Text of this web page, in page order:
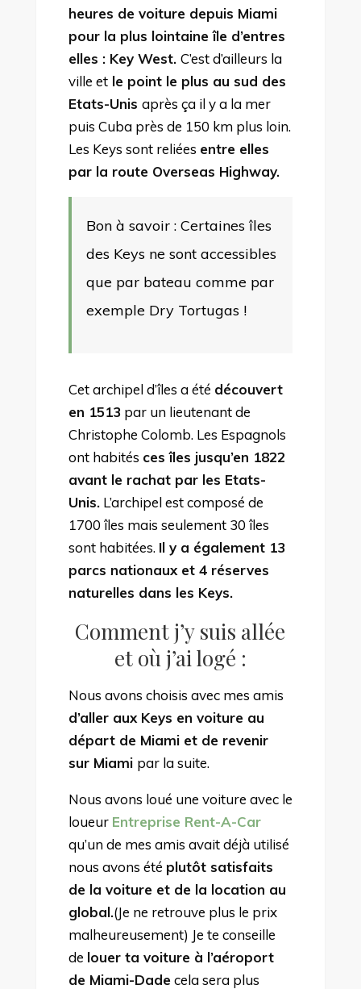
heures de voiture depuis Miami
pour la plus lointaine île d’entres
elles : Key West. C’est d’ailleurs la
ville etle point le plus au sud des
Etats-Unis après ça il y a la mer
puis Cuba près de 150 km plus loin.
Les Keys sont reliées entre elles
par la route Overseas Highway.
Bon à savoir : Certaines îles
des Keys ne sont accessibles
que par bateau comme par
exemple Dry Tortugas !
Cet archipel d’îles a été découvert
en 1513 par un lieutenant de
Christophe Colomb. Les Espagnols
ont habités ces îles jusqu’en 1822
avant le rachat par les Etats-
Unis.L’archipel est composé de
1700 îles mais seulement 30 îles
sont habitées. Il y a également 13
parcs nationaux et 4 réserves
naturelles dans les Keys.
Comment j’y suis allée
et où j’ai logé :
Nous avons choisis avec mes amis
d’aller aux Keys en voiture au
départ de Miami et de revenir
sur Miami par la suite.
Nous avons loué une voiture avec le
loueur Entreprise Rent-A-Car
qu’un de mes amis avait déjà utilisé
nous avons été plutôt satisfaits
de la voiture et de la location au
global.(Je ne retrouve plus le prix
malheureusement) Je te conseille
de louer ta voiture à l’aéroport
de Miami-Dadecela sera plus